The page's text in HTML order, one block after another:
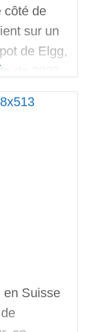
côté de
sur un
de Elgg,
de 2022
Technik,
On
en Suisse